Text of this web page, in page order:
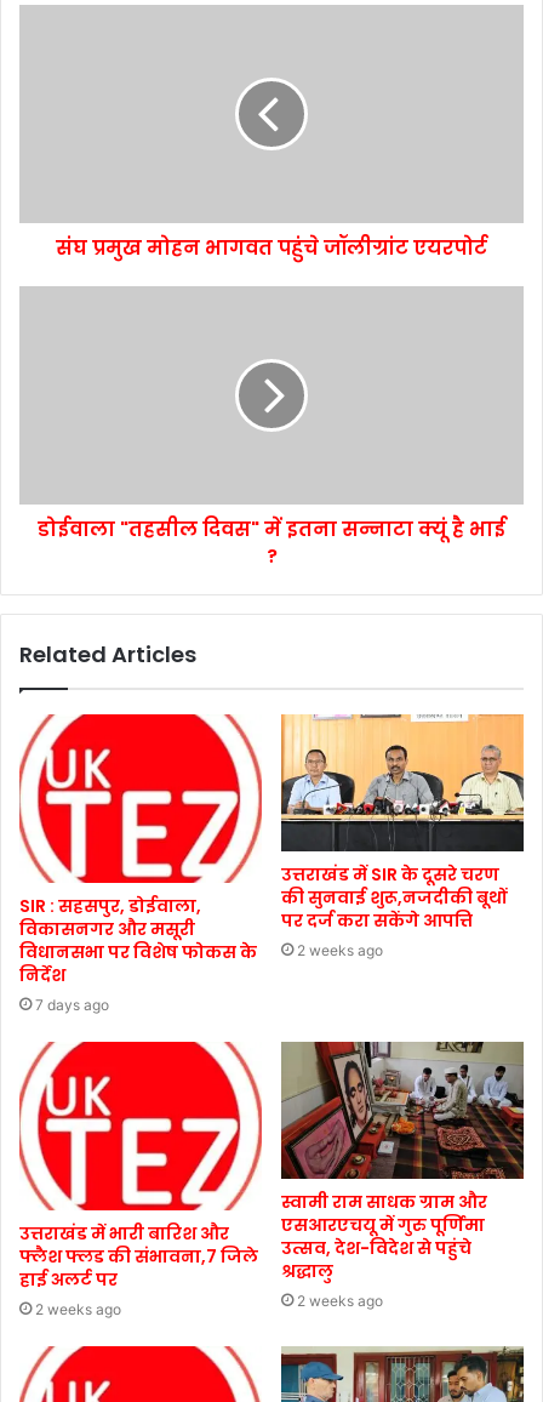
संघ प्रमुख मोहन भागवत पहुंचे जॉलीग्रांट एयरपोर्ट
डोईवाला "तहसील दिवस" में इतना सन्नाटा क्यूं है भाई
?
Related Articles
SIR : सहसपुर, डोईवाला,
विकासनगर और मसूरी
विधानसभा पर विशेष फोकस के
निर्देश
7 days ago
उत्तराखंड में SIR के दूसरे चरण
की सुनवाई शुरू,नजदीकी बूथों
पर दर्ज करा सकेंगे आपत्ति
2 weeks ago
उत्तराखंड में भारी बारिश और
फ्लैश फ्लड की संभावना,7 जिले
हाई अलर्ट पर
2 weeks ago
स्वामी राम साधक ग्राम और
एसआरएचयू में गुरु पूर्णिमा
उत्सव, देश-विदेश से पहुंचे
श्रद्धालु
2 weeks ago